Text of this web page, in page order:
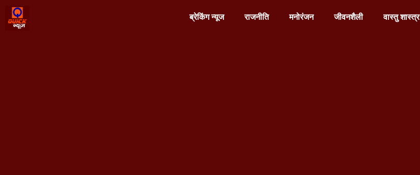
ब्रेकिंग न्यूज राजनीति मनोरंजन जीवनशैली वास्तु शास्त्र